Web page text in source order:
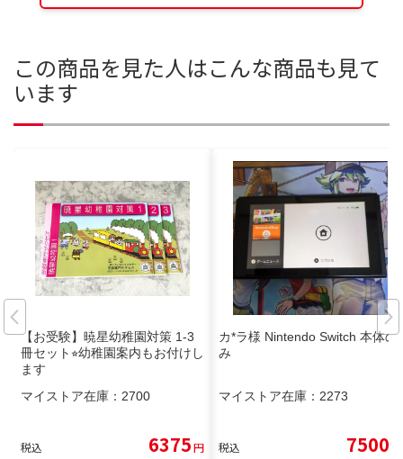
この商品を見た人はこんな商品も見て
います
【お受験】暁星幼稚園対策 1-3
冊セット⭐︎幼稚園案内もお付けし
ます
マイストア在庫： 2700
税込 6375円
カ*ラ様 Nintendo Switch 本体の
み
マイストア在庫： 2273
税込 7500